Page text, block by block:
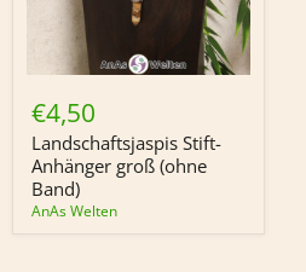
Landschaftsjaspis
Stift-
Anhänger
groß
(ohne
Band)
€4,50
Landschaftsjaspis Stift-
Anhänger groß (ohne
Band)
AnAs Welten